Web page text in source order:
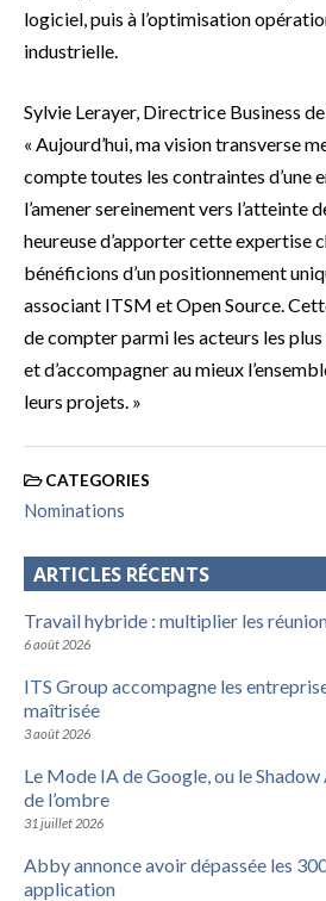
logiciel, puis à l’optimisation
industrielle.
Sylvie Lerayer, Directrice Business
« Aujourd’hui, ma vision transverse
compte toutes les contraintes d’une
l’amener sereinement vers l’atteinte
heureuse d’apporter cette expertise
bénéficions d’un positionnement
associant ITSM et Open Source.
de compter parmi les acteurs les
et d’accompagner au mieux
leurs projets. »
CATEGORIES
Nominations
ARTICLES RÉCENTS
Travail hybride : multiplier les
6 août 2026
ITS Group accompagne les
maîtrisée
3 août 2026
Le Mode IA de Google, ou le Shadow
de l’ombre
31 juillet 2026
Abby annonce avoir dépassée les
application